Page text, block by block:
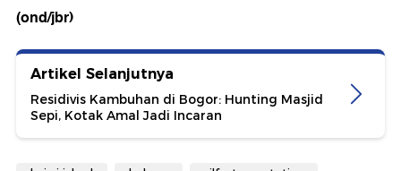
(ond/jbr)
Artikel Selanjutnya
Residivis Kambuhan di Bogor: Hunting Masjid
Sepi, Kotak Amal Jadi Incaran